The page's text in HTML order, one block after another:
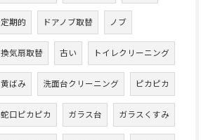
定期的 ドアノブ取替 ノブ
換気扇取替 古い トイレクリーニング
黄ばみ 洗面台クリーニング ピカピカ
蛇口ピカピカ ガラス台 ガラスくすみ